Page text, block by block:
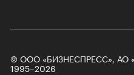
© ООО «БИЗНЕСПРЕСС», АО
1995–2026